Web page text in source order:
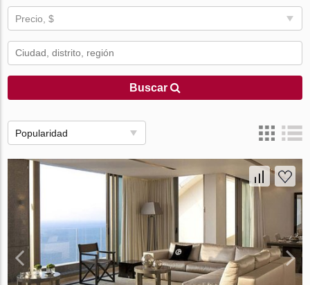
Precio, $
Buscar
Popularidad